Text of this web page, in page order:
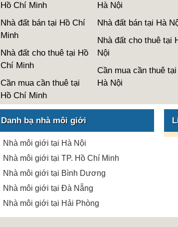
Hồ Chí Minh
Nhà đất bán tại Hồ Chí
Minh
Nhà đất cho thuê tại Hồ
Chí Minh
Cần mua cần thuê tại
Hồ Chí Minh
Hà Nội
Nhà đất bán tại Hà
Nhà đất cho thuê tại
Nội
Cần mua cần thuê tại
Hà Nội
Danh bạ nhà môi giới
Nhà môi giới tại Hà Nội
Nhà môi giới tại TP. Hồ Chí Minh
Nhà môi giới tại Bình Dương
Nhà môi giới tại Đà Nẵng
Nhà môi giới tại Hải Phòng